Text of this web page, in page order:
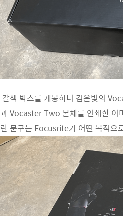
갈색 박스를 개봉하니 검은빛의
과 Vocaster Two 본체를 인쇄한
란 문구는 Focusrite가 어떤 목적으